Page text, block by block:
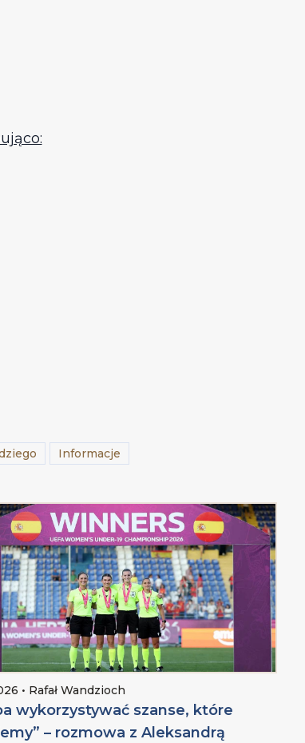
Informacje
• Rafał Wandzioch
wykorzystywać szanse, które
– rozmowa z Aleksandrą